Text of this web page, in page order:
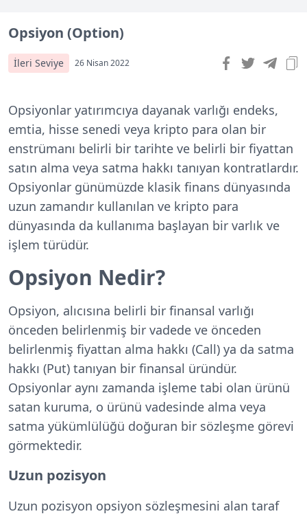
Opsiyon (Option)
İleri Seviye 26 Nisan 2022
Opsiyonlar yatırımcıya dayanak varlığı endeks,
emtia, hisse senedi veya kripto para olan bir
enstrümanı belirli bir tarihte ve belirli bir fiyattan
satın alma veya satma hakkı tanıyan kontratlardır.
Opsiyonlar günümüzde klasik finans dünyasında
uzun zamandır kullanılan ve kripto para
dünyasında da kullanıma başlayan bir varlık ve
işlem türüdür.
Opsiyon Nedir?
Opsiyon, alıcısına belirli bir finansal varlığı
önceden belirlenmiş bir vadede ve önceden
belirlenmiş fiyattan alma hakkı (Call) ya da satma
hakkı (Put) tanıyan bir finansal üründür.
Opsiyonlar aynı zamanda işleme tabi olan ürünü
satan kuruma, o ürünü vadesinde alma veya
satma yükümlülüğü doğuran bir sözleşme görevi
görmektedir.
Uzun pozisyon
Uzun pozisyon opsiyon sözleşmesini alan taraf